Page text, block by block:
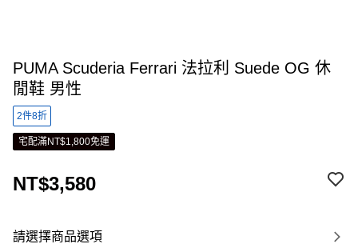
PUMA Scuderia Ferrari 法拉利 Suede OG 休
閒鞋 男性
2件8折
宅配滿NT$1,800免運
NT$3,580
請選擇商品選項